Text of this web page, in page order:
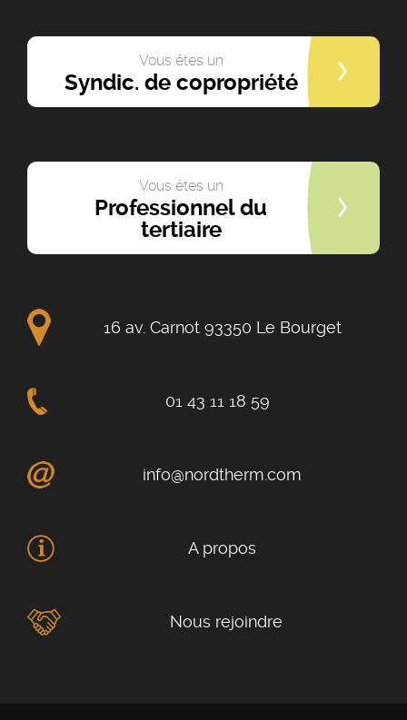
Vous êtes un
Syndic. de copropriété
Vous êtes un
Professionnel du
tertiaire
16 av. Carnot 93350 Le Bourget
01 43 11 18 59
info@nordtherm.com
A propos
Nous rejoindre